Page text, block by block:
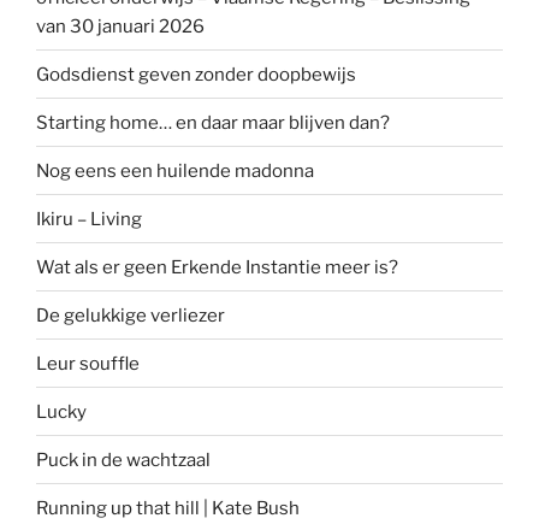
van 30 januari 2026
Godsdienst geven zonder doopbewijs
Starting home… en daar maar blijven dan?
Nog eens een huilende madonna
Ikiru – Living
Wat als er geen Erkende Instantie meer is?
De gelukkige verliezer
Leur souffle
Lucky
Puck in de wachtzaal
Running up that hill | Kate Bush